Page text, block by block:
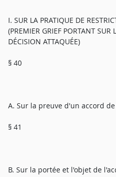
I. SUR LA PRATIQUE DE
(PREMIER GRIEF PORTANT SUR
DÉCISION ATTAQUÉE)
§ 40
A. Sur la preuve d'un accord
§ 41
B. Sur la portée et l'objet de